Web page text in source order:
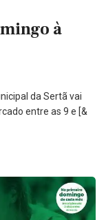
à
da Sertã vai
entre as 9 e [&